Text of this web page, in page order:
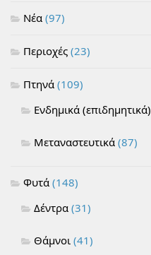
Νέα (97)
Περιοχές (23)
Πτηνά (109)
Ενδημικά (επιδημητικά)
Μεταναστευτικά (87)
Φυτά (148)
Δέντρα (31)
Θάμνοι (41)